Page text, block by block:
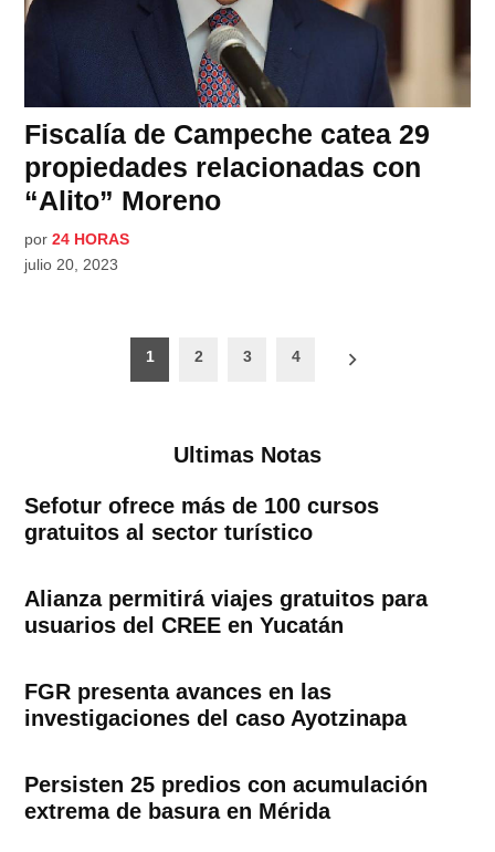
Fiscalía de Campeche catea 29
propiedades relacionadas con
“Alito” Moreno
por 24 HORAS
julio 20, 2023
Paginación
1 2 3 4
Ultimas Notas
Sefotur ofrece más de 100 cursos
gratuitos al sector turístico
Alianza permitirá viajes gratuitos para
usuarios del CREE en Yucatán
FGR presenta avances en las
investigaciones del caso Ayotzinapa
Persisten 25 predios con acumulación
extrema de basura en Mérida